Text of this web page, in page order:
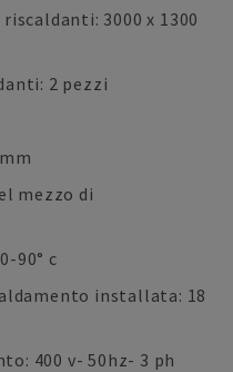
3000 x 1300
2 pezzi
mezzo di
90° c
installata: 18
400 v- 50hz- 3 ph